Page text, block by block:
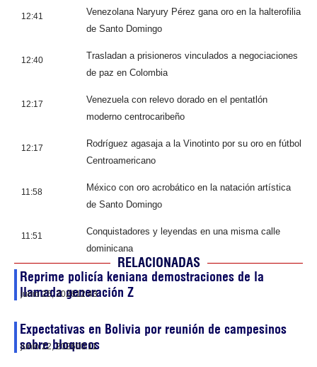
12:41
Venezolana Naryury Pérez gana oro en la halterofilia
de Santo Domingo
12:40
Trasladan a prisioneros vinculados a negociaciones
de paz en Colombia
12:17
Venezuela con relevo dorado en el pentatlón
moderno centrocaribeño
12:17
Rodríguez agasaja a la Vinotinto por su oro en fútbol
Centroamericano
11:58
México con oro acrobático en la natación artística
de Santo Domingo
11:51
Conquistadores y leyendas en una misma calle
dominicana
RELACIONADAS
Reprime policía keniana demostraciones de la
llamada generación Z
junio 25, 202612:43
Expectativas en Bolivia por reunión de campesinos
sobre bloqueos
junio 22, 202600:11